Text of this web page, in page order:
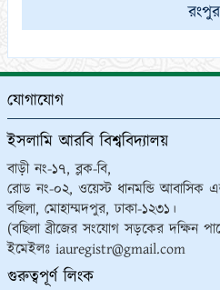
রংপুর
যোগাযোগ
ইসলামি আরবি বিশ্ববিদ্যালয়
বাড়ী নং-১৭, ব্লক-বি,
রোড নং-০২, ওয়েস্ট ধানমন্ডি আবাসিক
বছিলা, মোহাম্মদপুর, ঢাকা-১২৩১।
(বছিলা ব্রীজের সংযোগ সড়কের দক্ষিন
ইমেইলঃ iauregistr@gmail.com
গুরুত্বপূর্ণ লিংক